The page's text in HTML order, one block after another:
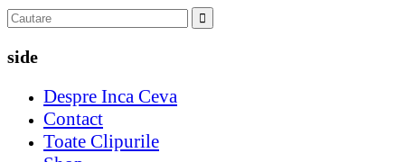
side
Despre Inca Ceva
Contact
Toate Clipurile